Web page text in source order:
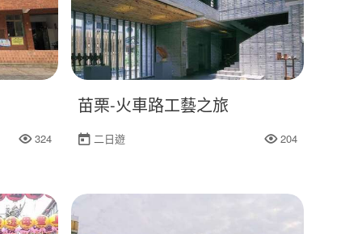
人氣
324
苗栗-火車路工藝之旅
二日遊
人氣
204